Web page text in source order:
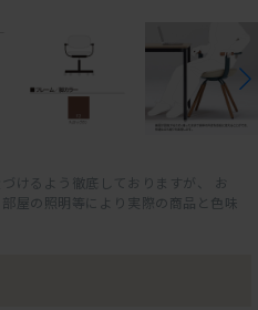
けるよう徹底しておりますが、 お
屋の照明等により実際の商品と色味